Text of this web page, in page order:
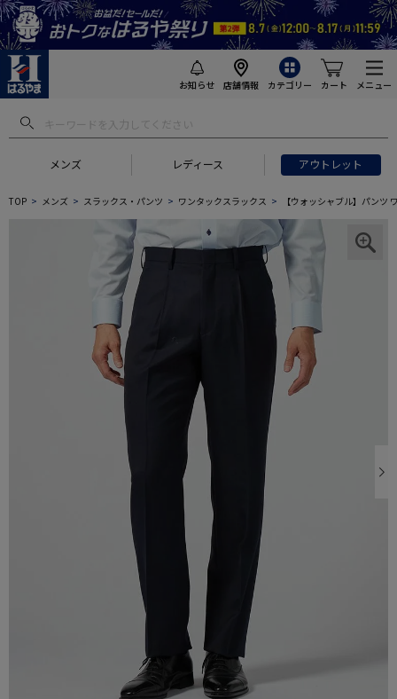
お知らせ 店舗情報 カテゴリー カート メニュー
メンズ レディース アウトレット
TOP メンズ スラックス・パンツ ワンタックスラックス 【ウォッシャブル】パンツ